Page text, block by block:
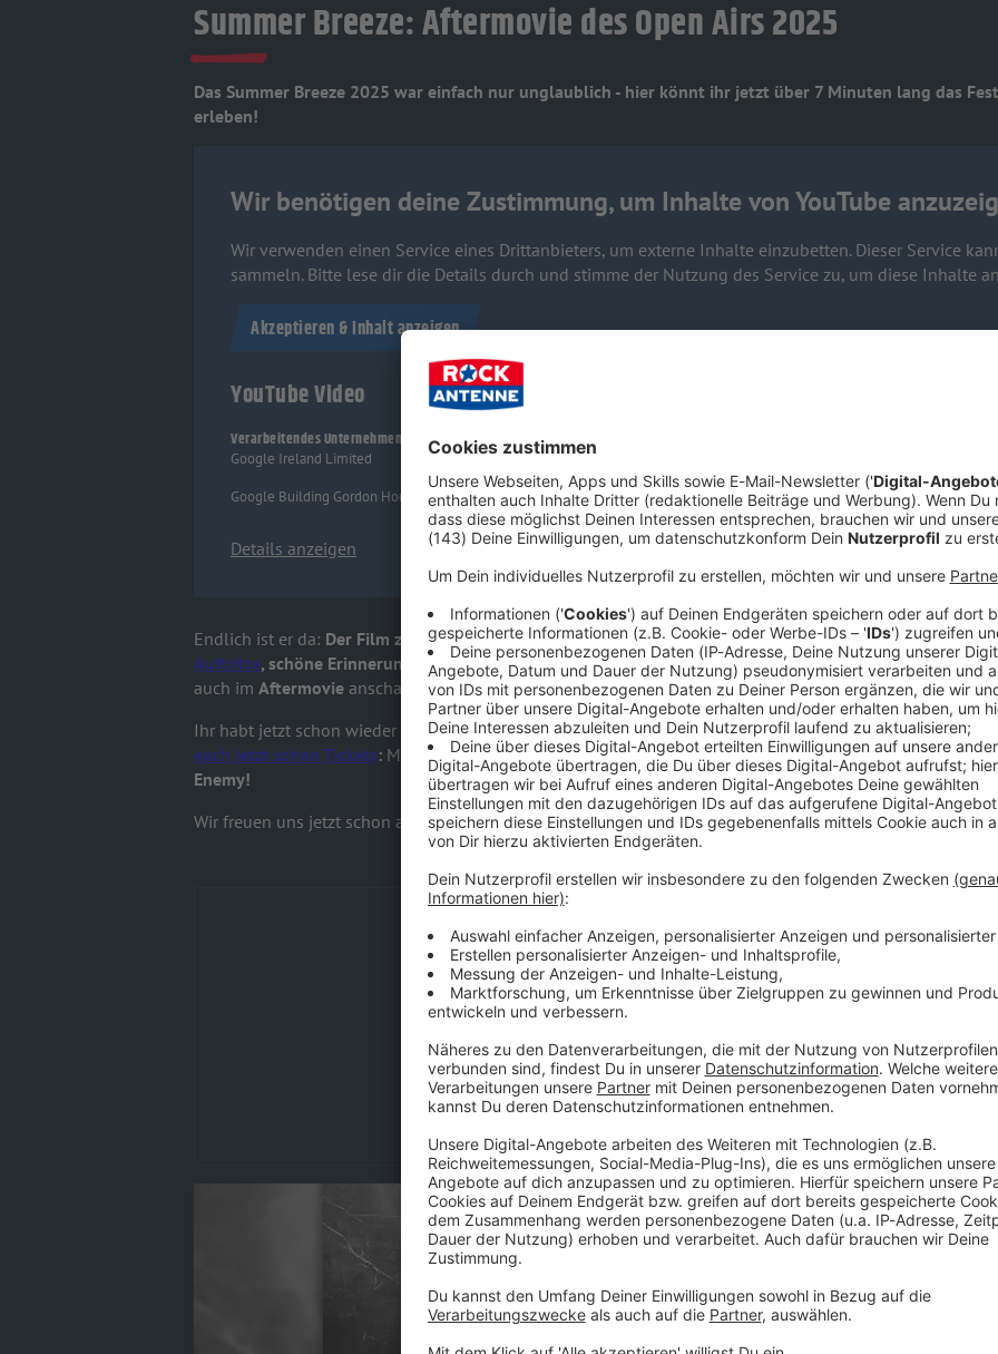
Summer Breeze: Aftermovie des Open Airs 2025
Das Summer Breeze 2025 war einfach nur unglaublich - hier könnt ihr jetzt über 7 Minuten lang das
erleben!
Wir benötigen deine Zustimmung, um Inhalte von YouTube
Wir verwenden einen Service eines Drittanbieters, um externe Inhalte einzubetten. Dieser Service
sammeln. Bitte lese dir die Details durch und stimme der Nutzung des Service zu, um diese Inhalte
Akzeptieren & Inhalt anzeigen
YouTube Video
Verarbeitendes Unternehmen
Google Ireland Limited
Google Building Gordon House, 4 Barrow St, Dublin, D04 E5W5, Ireland
Details anzeigen
Endlich ist er da: Der Film zumSummer Breeze 2025!Es gab wieder einmalunvergessliche
Auftritte, schöne Erinnerungen und ganz viel Spaßbeim Open Air - und das könnt ihr euch jetzt
auch im Aftermovie anschauen!
Ihr habt jetzt schon wieder so richtig Bock auf das Summer Breeze Open Air 2026? Dannsichert
euch jetzt schon Tickets: Mit dabei sind unter anderem dieHelloween, In Flames & Arch
Enemy!
Wir freuen uns jetzt schon auf ein großartiges Festival mit euch im nächsten Jahr!